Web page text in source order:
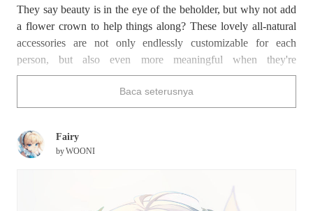
They say beauty is in the eye of the beholder, but why not add
a flower crown to help things along? These lovely all-natural
accessories are not only endlessly customizable for each
person, but also even more meaningful when they're
handmade. Try making one for someone you love, and you'll
find that it makes them even more adorable!
us that these characters don't look ten or a hundred or
times cuter with their flower crowns!
Baca seterusnya
Fairy
byWOONI